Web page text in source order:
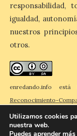
Fotografía del
València
limpieza en
punto de
el eclipse
10 Ago 2026
responsabilidad,
igualdad,
nuestros
otros.
enredando.info
Reconocimiento-
Utilizamos cookies
nuestra web.
Puedes aprender